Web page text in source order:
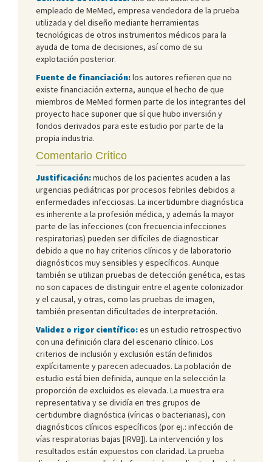
empleado de MeMed, empresa vendedora de la prueba
utilizada y del diseño mediante herramientas
tecnológicas de otros instrumentos médicos para la
ayuda de toma de decisiones, así como de su
explotación posterior.
Fuente de financiación:los autores refieren que no
existe financiación externa, aunque el hecho de que
miembros de MeMed formen parte de los integrantes del
proyecto hace suponer que sí que hubo inversión y
fondos derivados para este estudio por parte de la
propia industria.
Comentario Crítico
Justificación:muchos de los pacientes acuden a las
urgencias pediátricas por procesos febriles debidos a
enfermedades infecciosas. La incertidumbre diagnóstica
es inherente a la profesión médica, y además la mayor
parte de las infecciones (con frecuencia infecciones
respiratorias) pueden ser difíciles de diagnosticar
debido a que no hay criterios clínicos y de laboratorio
diagnósticos muy sensibles y específicos. Aunque
también se utilizan pruebas de detección genética, estas
no son capaces de distinguir entre el agente colonizador
y el causal, y otras, como las pruebas de imagen,
también presentan dificultades de interpretación.
Validez o rigor científico:es un estudio retrospectivo
con una definición clara del escenario clínico. Los
criterios de inclusión y exclusión están definidos
explícitamente y parecen adecuados. La población de
estudio está bien definida, aunque en la selección la
proporción de excluidos es elevada. La muestra era
representativa y se dividía en tres grupos de
certidumbre diagnóstica (víricas o bacterianas), con
diagnósticos clínicos específicos (por ej.: infección de
vías respiratorias bajas [IRVB]). La intervención y los
resultados están expuestos con claridad. La prueba